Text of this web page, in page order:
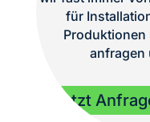
für
Produktionen
anfragen
Jetzt